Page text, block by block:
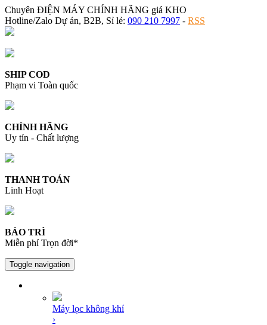
Chuyên ĐIỆN MÁY CHÍNH HÃNG giá KHO
Hotline/Zalo Dự án, B2B, Sỉ lẻ: 090 210 7997 - RSS
SHIP COD
Phạm vi Toàn quốc
CHÍNH HÃNG
Uy tín - Chất lượng
THANH TOÁN
Linh Hoạt
BẢO TRÌ
Miễn phí Trọn đời*
Toggle navigation
Máy lọc không khí
›